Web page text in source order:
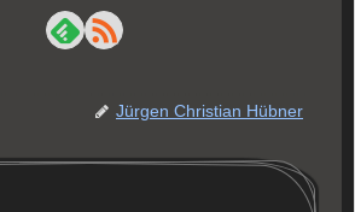
Jürgen Christian Hübner